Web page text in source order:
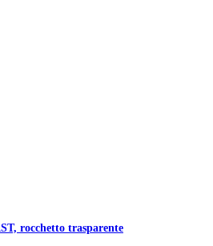
rocchetto trasparente